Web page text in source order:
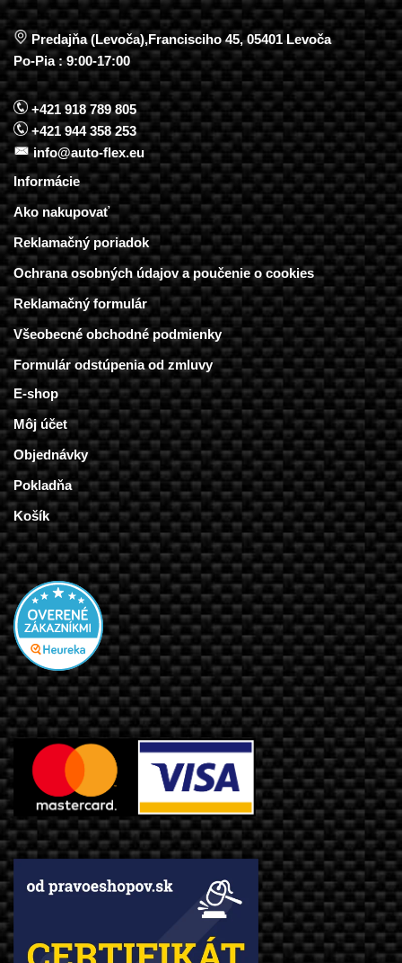
Predajňa (Levoča),Francisciho 45, 05401 Levoča
Po-Pia : 9:00-17:00
+421 918 789 805
+421 944 358 253
info@auto-flex.eu
Informácie
Ako nakupovať
Reklamačný poriadok
Ochrana osobných údajov a poučenie o cookies
Reklamačný formulár
Všeobecné obchodné podmienky
Formulár odstúpenia od zmluvy
E-shop
Môj účet
Objednávky
Pokladňa
Košík